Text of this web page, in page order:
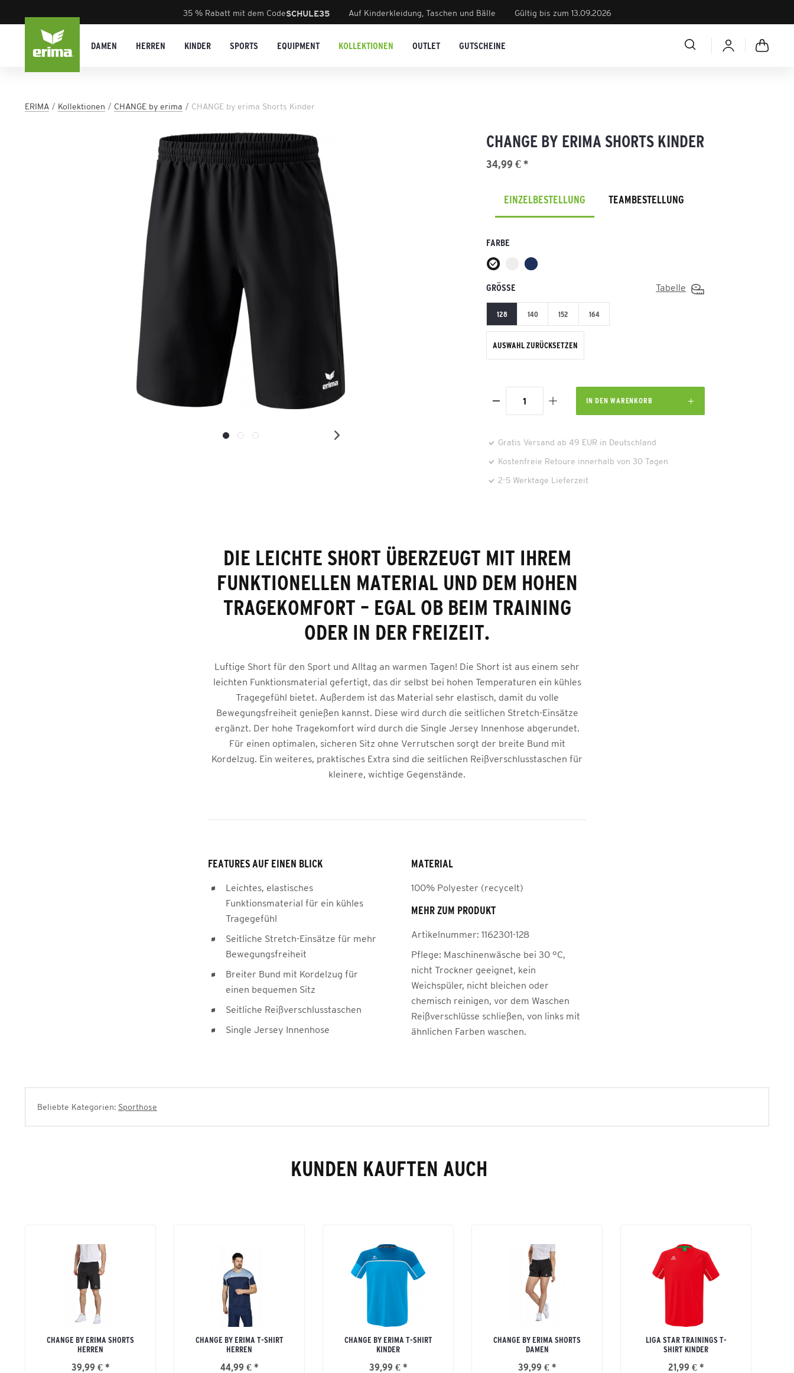
35 % Rabatt mit dem CodeSCHULE35 Auf Kinderkleidung, Taschen und Bälle Gültig bis zum 13.09.2026
DAMEN HERREN KINDER SPORTS EQUIPMENT KOLLEKTIONEN OUTLET GUTSCHEINE
ERIMA Kollektionen CHANGE by erima CHANGE by erima Shorts Kinder
CHANGE BY ERIMA SHORTS KINDER
34,99 € *
EINZELBESTELLUNG TEAMBESTELLUNG
FARBE
GRÖSSE Tabelle
128 140 152 164
AUSWAHL ZURÜCKSETZEN
IN DEN WARENKORB
Gratis Versand ab 49 EUR in Deutschland
Kostenfreie Retoure innerhalb von 30 Tagen
2-5 Werktage Lieferzeit
DIE LEICHTE SHORT ÜBERZEUGT MIT IHREM
FUNKTIONELLEN MATERIAL UND DEM HOHEN
TRAGEKOMFORT – EGAL OB BEIM TRAINING
ODER IN DER FREIZEIT.
Luftige Short für den Sport und Alltag an warmen Tagen! Die Short ist aus einem sehr
leichten Funktionsmaterial gefertigt, das dir selbst bei hohen Temperaturen ein kühles
Tragegefühl bietet. Außerdem ist das Material sehr elastisch, damit du volle
Bewegungsfreiheit genießen kannst. Diese wird durch die seitlichen Stretch-Einsätze
ergänzt. Der hohe Tragekomfort wird durch die Single Jersey Innenhose abgerundet.
Für einen optimalen, sicheren Sitz ohne Verrutschen sorgt der breite Bund mit
Kordelzug. Ein weiteres, praktisches Extra sind die seitlichen Reißverschlusstaschen für
kleinere, wichtige Gegenstände.
FEATURES AUF EINEN BLICK
Leichtes, elastisches
Funktionsmaterial für ein kühles
Tragegefühl
Seitliche Stretch-Einsätze für mehr
Bewegungsfreiheit
Breiter Bund mit Kordelzug für
einen bequemen Sitz
Seitliche Reißverschlusstaschen
Single Jersey Innenhose
MATERIAL
100% Polyester (recycelt)
MEHR ZUM PRODUKT
Artikelnummer: 1162301-128
Pflege: Maschinenwäsche bei 30 °C,
nicht Trockner geeignet, kein
Weichspüler, nicht bleichen oder
chemisch reinigen, vor dem Waschen
Reißverschlüsse schließen, von links mit
ähnlichen Farben waschen.
Beliebte Kategorien: Sporthose
KUNDEN KAUFTEN AUCH
CHANGE BY ERIMA SHORTS
HERREN
39,99 € *
CHANGE BY ERIMA T-SHIRT
HERREN
44,99 € *
CHANGE BY ERIMA T-SHIRT
KINDER
39,99 € *
CHANGE BY ERIMA SHORTS
DAMEN
39,99 € *
LIGA STAR TRAININGS T-
SHIRT KINDER
21,99 € *